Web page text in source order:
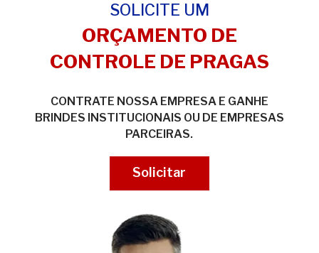
SOLICITE UM
ORÇAMENTO DE
CONTROLE DE PRAGAS
CONTRATE NOSSA EMPRESA E GANHE
BRINDES INSTITUCIONAIS OU DE EMPRESAS
PARCEIRAS.
Solicitar